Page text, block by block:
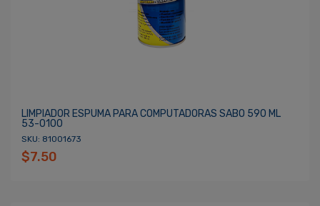
LIMPIADOR ESPUMA PARA COMPUTADORAS SABO 590 ML
53-0100
SKU: 81001673
$7.50